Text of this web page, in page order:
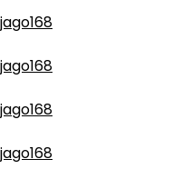
jago168
jago168
jago168
jago168